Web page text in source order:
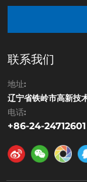
联系我们
地址:
辽宁省铁岭市高新技
电话:
+86-24-24712601